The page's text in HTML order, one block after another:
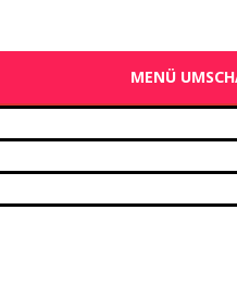
MENÜ